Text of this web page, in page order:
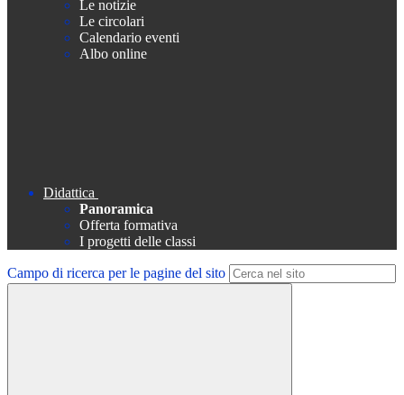
Le notizie
Le circolari
Calendario eventi
Albo online
Didattica
Panoramica
Offerta formativa
I progetti delle classi
Campo di ricerca per le pagine del sito